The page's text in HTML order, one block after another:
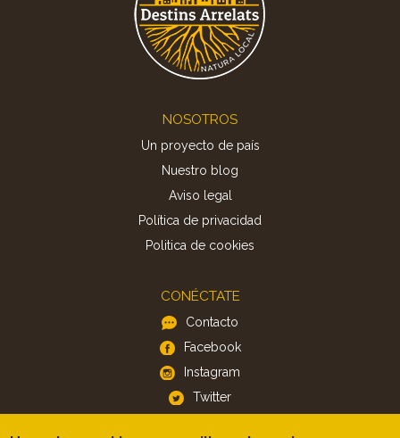
NOSOTROS
Un proyecto de país
Nuestro blog
Aviso legal
Política de privacidad
Politica de cookies
CONÉCTATE
Contacto
Facebook
Instagram
Twitter